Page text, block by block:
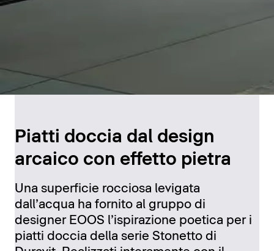
Piatti doccia dal design
arcaico con effetto pietra
Una superficie rocciosa levigata
dall’acqua ha fornito al gruppo di
designer EOOS l’ispirazione poetica per i
piatti doccia della serie Stonetto di